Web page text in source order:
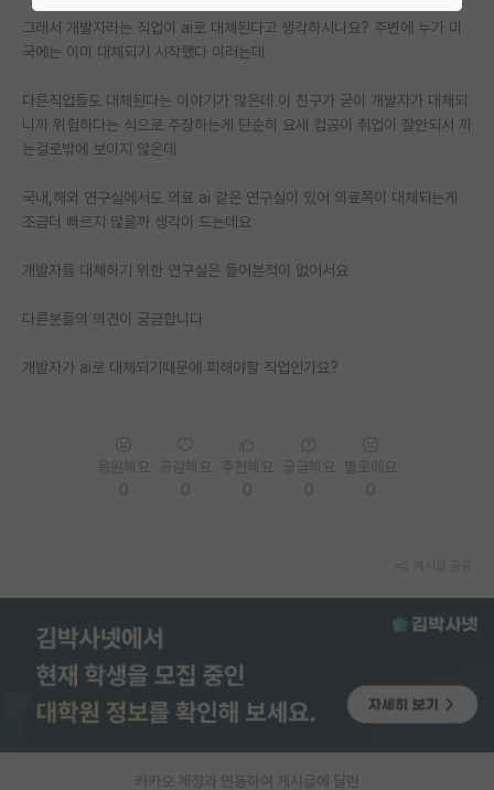
연구실(PI) 홍보 게시판
석박사 채용 정보 게시판
임용 정보 게시판
학부 인턴 게시판
취업 게시판
임용 후기 게시판
PI 전용 게시판
인문사회 계열 게시판
특수/전문대학원 게시판
유학교육
이벤트
반도체 아카데미
그래서 개발자라는 직업이 ai로 대체된다고 생각하시나요? 주변에 누가 미
국에는 이미 대체되기 시작했다 이러는데
다른직업들도 대체된다는 이야기가 많은데 이 친구가 굳이 개발자가 대체되
니까 위험하다는 식으로 주장하는게 단순히 요새 컴공이 취업이 잘안되서 까
는걸로밖에 보이지 않은데
국내,해외 연구실에서도 의료 ai 같은 연구실이 있어 의료쪽이 대체되는게
조금더 빠르지 않을까 생각이 드는데요
개발자를 대체하기 위한 연구실은 들어본적이 없어서요
다른분들의 의견이 궁금합니다
개발자가 ai로 대체되기때문에 피해야할 직업인가요?
카카오 계정과 연동하여 게시글에 달린